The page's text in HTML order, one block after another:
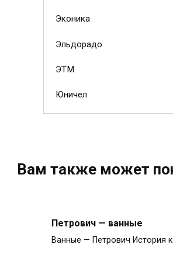
Эконика
Эльдорадо
ЭТМ
Юничел
Вам также может
Петрович — ванные
Ванные — Петрович История